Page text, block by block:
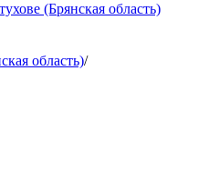
(Брянская область)
область)/